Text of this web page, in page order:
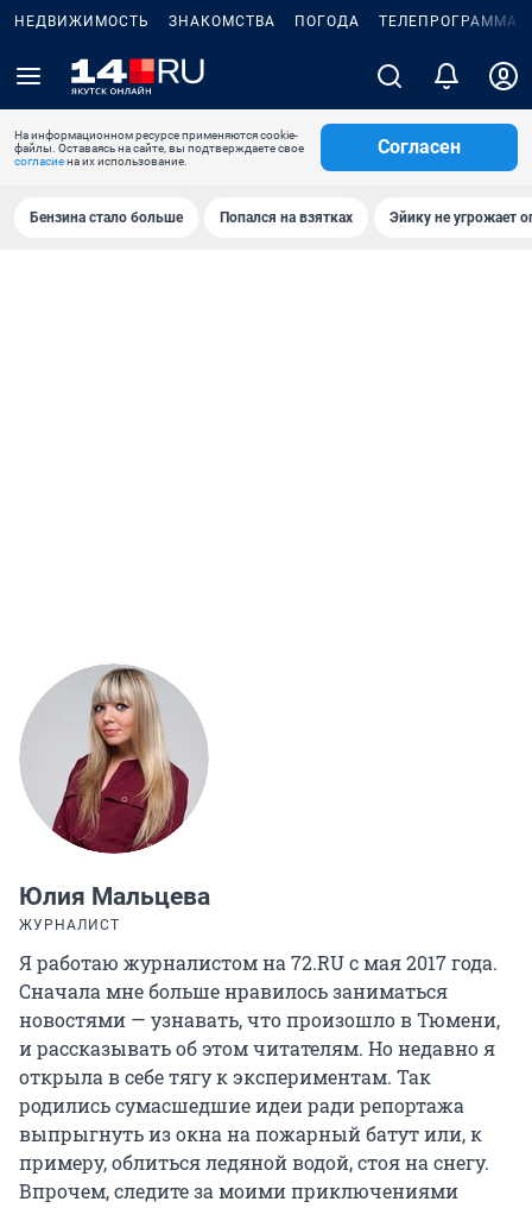
НЕДВИЖИМОСТЬ ЗНАКОМСТВА ПОГОДА ТЕЛЕПРОГРАММА
На информационном ресурсе применяются cookie-
файлы. Оставаясь на сайте, вы подтверждаете свое
согласиена их использование.
Согласен
Бензина стало больше Попался на взятках Эйику не угрожает
Юлия Мальцева
ЖУРНАЛИСТ
Я работаю журналистом на 72.RU с мая 2017 года.
Сначала мне больше нравилось заниматься
новостями — узнавать, что произошло в Тюмени,
и рассказывать об этом читателям. Но недавно я
открыла в себе тягу к экспериментам. Так
родились сумасшедшие идеи ради репортажа
выпрыгнуть из окна на пожарный батут или, к
примеру, облиться ледяной водой, стоя на снегу.
Впрочем, следите за моими приключениями